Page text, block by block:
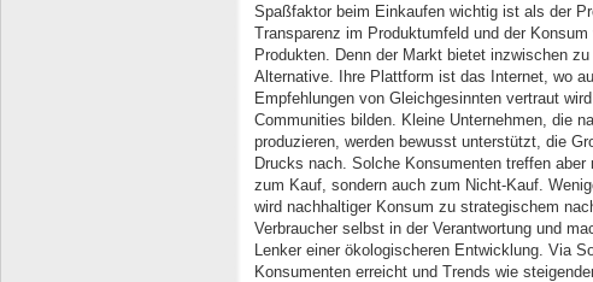
Spaßfaktor beim Einkaufen wichtig ist als der
Transparenz im Produktumfeld und der
Produkten. Denn der Markt bietet inzwischen
Alternative. Ihre Plattform ist das Internet, wo
Empfehlungen von Gleichgesinnten vertraut
Communities bilden. Kleine Unternehmen, die
produzieren, werden bewusst unterstützt, die
Drucks nach. Solche Konsumenten treffen
zum Kauf, sondern auch zum Nicht-Kauf.
wird nachhaltiger Konsum zu strategischem
Verbraucher selbst in der Verantwortung und
Lenker einer ökologischeren Entwicklung. Via
Konsumenten erreicht und Trends wie